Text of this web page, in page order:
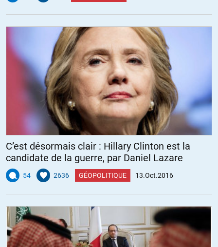
C’est désormais clair : Hillary Clinton est la
candidate de la guerre, par Daniel Lazare
54 2636 GÉOPOLITIQUE 13.Oct.2016